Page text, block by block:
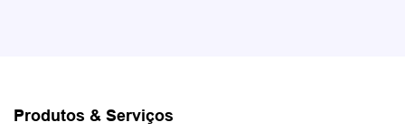
Produtos & Serviços